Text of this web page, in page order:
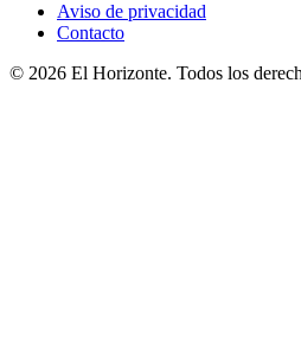
Aviso de privacidad
Contacto
© 2026 El Horizonte. Todos los